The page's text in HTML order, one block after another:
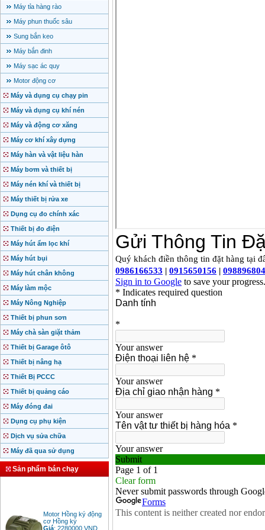
Máy tỉa hàng rào
Máy phun thuốc sâu
Sung bắn keo
Máy bắn đinh
Máy sạc ác quy
Motor động cơ
Máy và dụng cụ chạy pin
Máy và dụng cụ khí nén
Máy và động cơ xăng
Máy cơ khí xây dựng
Máy hàn và vật liệu hàn
Máy bơm và thiết bị
Máy nén khí và thiết bị
Máy thiết bị rửa xe
Dụng cụ đo chính xác
Thiết bị đo điện
Máy hút ẩm lọc khí
Máy hút bụi
Máy hút chân không
Máy làm mộc
Máy Nông Nghiệp
Thiết bị phun sơn
Máy chà sàn giặt thảm
Thiết bị Garage ôtô
Thiết bị nâng hạ
Thiết Bị PCCC
Thiết bị quảng cáo
Máy đóng đai
Dụng cụ phụ kiện
Dịch vụ sửa chữa
Máy đã qua sử dụng
Sản phẩm bán chạy
Motor Hồng ký động
cơ Hồng ký
Giá :2280000